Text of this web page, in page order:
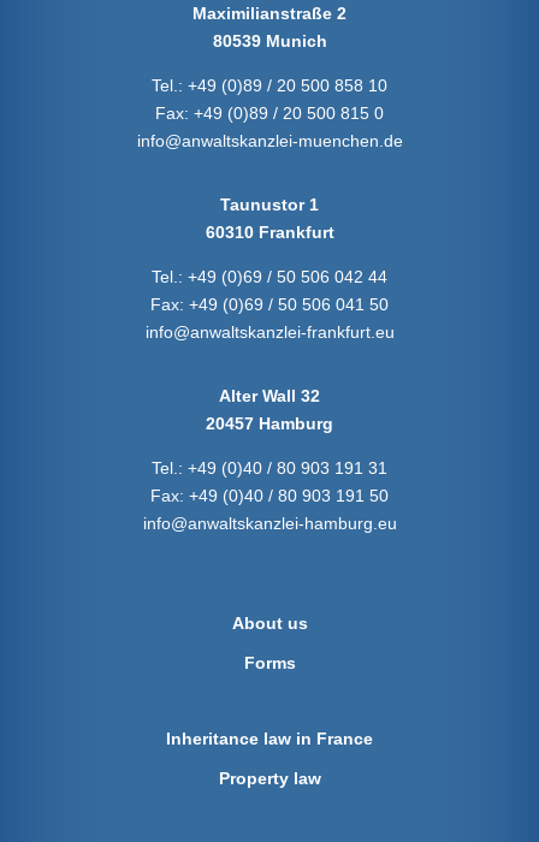
Maximilianstraße 2
80539 Munich
Tel.: +49 (0)89 / 20 500 858 10
Fax: +49 (0)89 / 20 500 815 0
info@anwaltskanzlei-muenchen.de
Taunustor 1
60310 Frankfurt
Tel.: +49 (0)69 / 50 506 042 44
Fax: +49 (0)69 / 50 506 041 50
info@anwaltskanzlei-frankfurt.eu
Alter Wall 32
20457 Hamburg
Tel.: +49 (0)40 / 80 903 191 31
Fax: +49 (0)40 / 80 903 191 50
info@anwaltskanzlei-hamburg.eu
About us
Forms
Inheritance law in France
Property law